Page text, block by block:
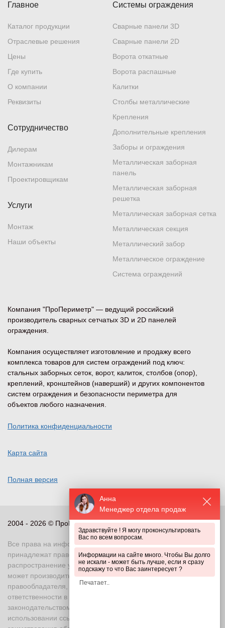
Анна
Менеджер отдела продаж
Здравствуйте ! Я могу проконсультировать
Вас по всем вопросам.
Информации на сайте много. Чтобы Вы долго
не искали - может быть лучше, если я сразу
подскажу то что Вас заинтересует ?
Компания "ПроПериметр" — ведущий российский
производитель сварных сетчатых 3D и 2D панелей
ограждения.
Компания осуществляет изготовление и продажу всего
комплекса товаров для систем ограждений под ключ:
стальных заборных сеток, ворот, калиток, столбов (опор),
креплений, кронштейнов (наверший) и других компонентов
систем ограждения и безопасности периметра для
объектов любого назначения.
Политика конфиденциальности
Карта сайта
Полная версия
Главное
Каталог продукции
Отраслевые решения
Цены
Где купить
О компании
Реквизиты
Системы ограждения
Сварные панели 3D
Сварные панели 2D
Ворота откатные
Ворота распашные
Калитки
Столбы металлические
Крепления
Дополнительные крепления
Заборы и ограждения
Металлическая заборная
панель
Металлическая заборная
решетка
Металлическая заборная сетка
Металлическая секция
Металлический забор
Металлическое ограждение
Система ограждений
Сотрудничество
Дилерам
Монтажникам
Проектировщикам
Услуги
Монтаж
Наши объекты
2004 - 2026 © ПроПериметр, все права защищены
Все права на информационные и иные материалы сайта
принадлежат правообладателю. Воспроизведение или
распространение указанных материалов в любой форме
может производиться только с письменного разрешения
правообладателя, в противном случае возможно применение
ответственности в соответствии с действующим
законодательством Российской Федерации. При
использовании ссылка на правообладателя и источник